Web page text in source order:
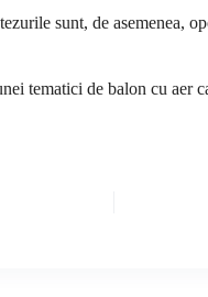
sunt, de asemenea,
tematici de balon cu aer